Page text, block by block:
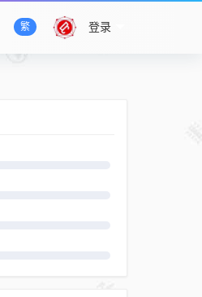
登录
繁